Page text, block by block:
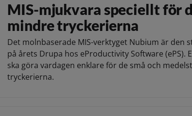
MIS-mjukvara speciellt för
mindre tryckerierna
Det molnbaserade MIS-verktyget Nubium är den
på årets Drupa hos eProductivity Software (ePS).
ska göra vardagen enklare för de små och
tryckerierna.